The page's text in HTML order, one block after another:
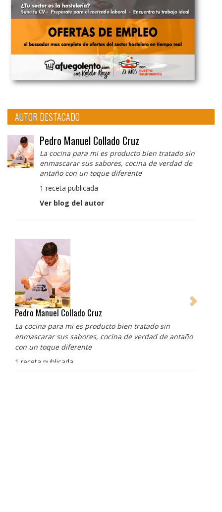
AUTOR DESTACADO
Pedro Manuel Collado Cruz
La cocina para mi es producto bien tratado sin
enmascarar sus sabores, cocina de verdad de
antaño con un toque diferente
1 receta publicada
Ver blog del autor
Pedro Manuel Collado Cruz
La cocina para mi es producto bien tratado sin
enmascarar sus sabores, cocina de verdad de antaño
con un toque diferente
1 receta publicada